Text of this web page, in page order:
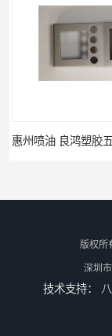
版权所
深圳
技术支持：